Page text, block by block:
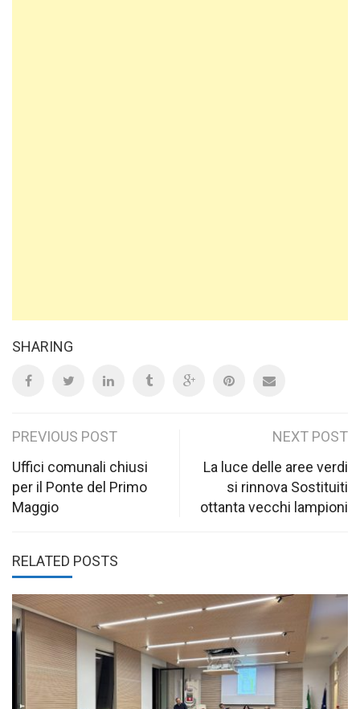
SHARING
Post
navigation
PREVIOUS POST
Uffici comunali chiusi
per il Ponte del Primo
Maggio
NEXT POST
La luce delle aree verdi
si rinnova Sostituiti
ottanta vecchi lampioni
RELATED POSTS